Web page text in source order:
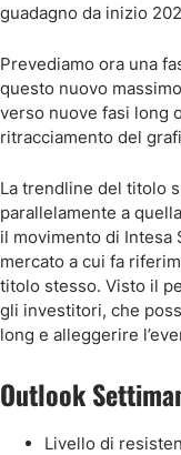
guadagno da inizio
Prevediamo ora una
questo nuovo
verso nuove fasi long
ritracciamento del
La trendline del titolo
parallelamente a
il movimento di Intesa
mercato a cui fa
titolo stesso. Visto il
gli investitori, che
long e alleggerire
Outlook
Livello di